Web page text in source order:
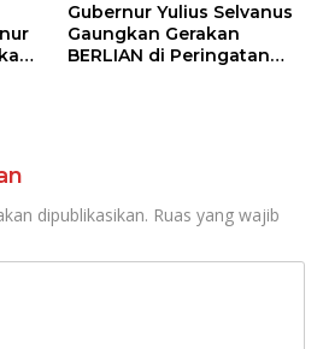
Gubernur Yulius Selvanus
Gaungkan Gerakan
BERLIAN di Peringatan
dipublikasikan. Ruas yang wajib